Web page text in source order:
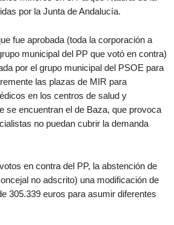
por la Junta de Andalucía.
fue aprobada (toda la corporación a
municipal del PP que votó en contra)
por el grupo municipal del PSOE para
las plazas de MIR para
en los centros de salud y
se encuentran el de Baza, que provoca
no puedan cubrir la demanda
en contra del PP, la abstención de
no adscrito) una modificación de
305.339 euros para asumir diferentes